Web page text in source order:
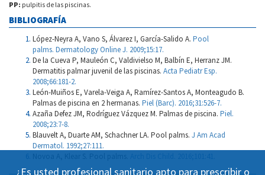
PP: pulpitis de las piscinas.
BIBLIOGRAFÍA
López-Neyra A, Vano S, Álvarez I, García-Salido A. Pool
palms. Dermatology Online J. 2009;15:17.
De la Cueva P, Mauleón C, Valdivielso M, Balbín E, Herranz JM.
Dermatitis palmar juvenil de las piscinas. Acta Pediatr Esp.
2008;66:181-2.
León-Muiños E, Varela-Veiga A, Ramírez-Santos A, Monteagudo B.
Palmas de piscina en 2 hermanas. Piel (Barc). 2016;31:526-7.
Azaña Defez JM, Rodríguez Vázquez M. Palmas de piscina. Piel.
2008;23:7-8.
Blauvelt A, Duarte AM, Schachner LA. Pool palms. J Am Acad
Dermatol. 1992;27:111.
¿Es usted profesional sanitario apto para prescribir o